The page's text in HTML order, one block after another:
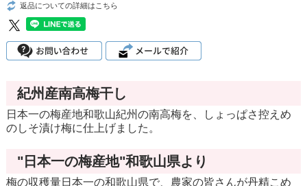
返品についての詳細はこちら
紀州産南高梅干し
日本一の梅産地和歌山紀州の南高梅を、しょっぱさ控えめ
のしそ漬け梅に仕上げました。
"日本一の梅産地"和歌山県より
梅の収穫量日本一の和歌山県で、農家の皆さんが丹精こめ